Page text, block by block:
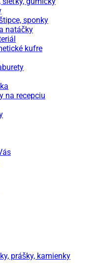
sponky
natáčky
kufre
na recepciu
prášky, kamienky